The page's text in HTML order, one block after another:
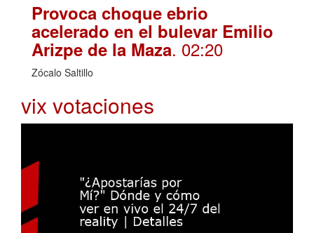
Provoca choque ebrio
acelerado en el bulevar Emilio
Arizpe de la Maza. 02:20
Zócalo Saltillo
vix votaciones